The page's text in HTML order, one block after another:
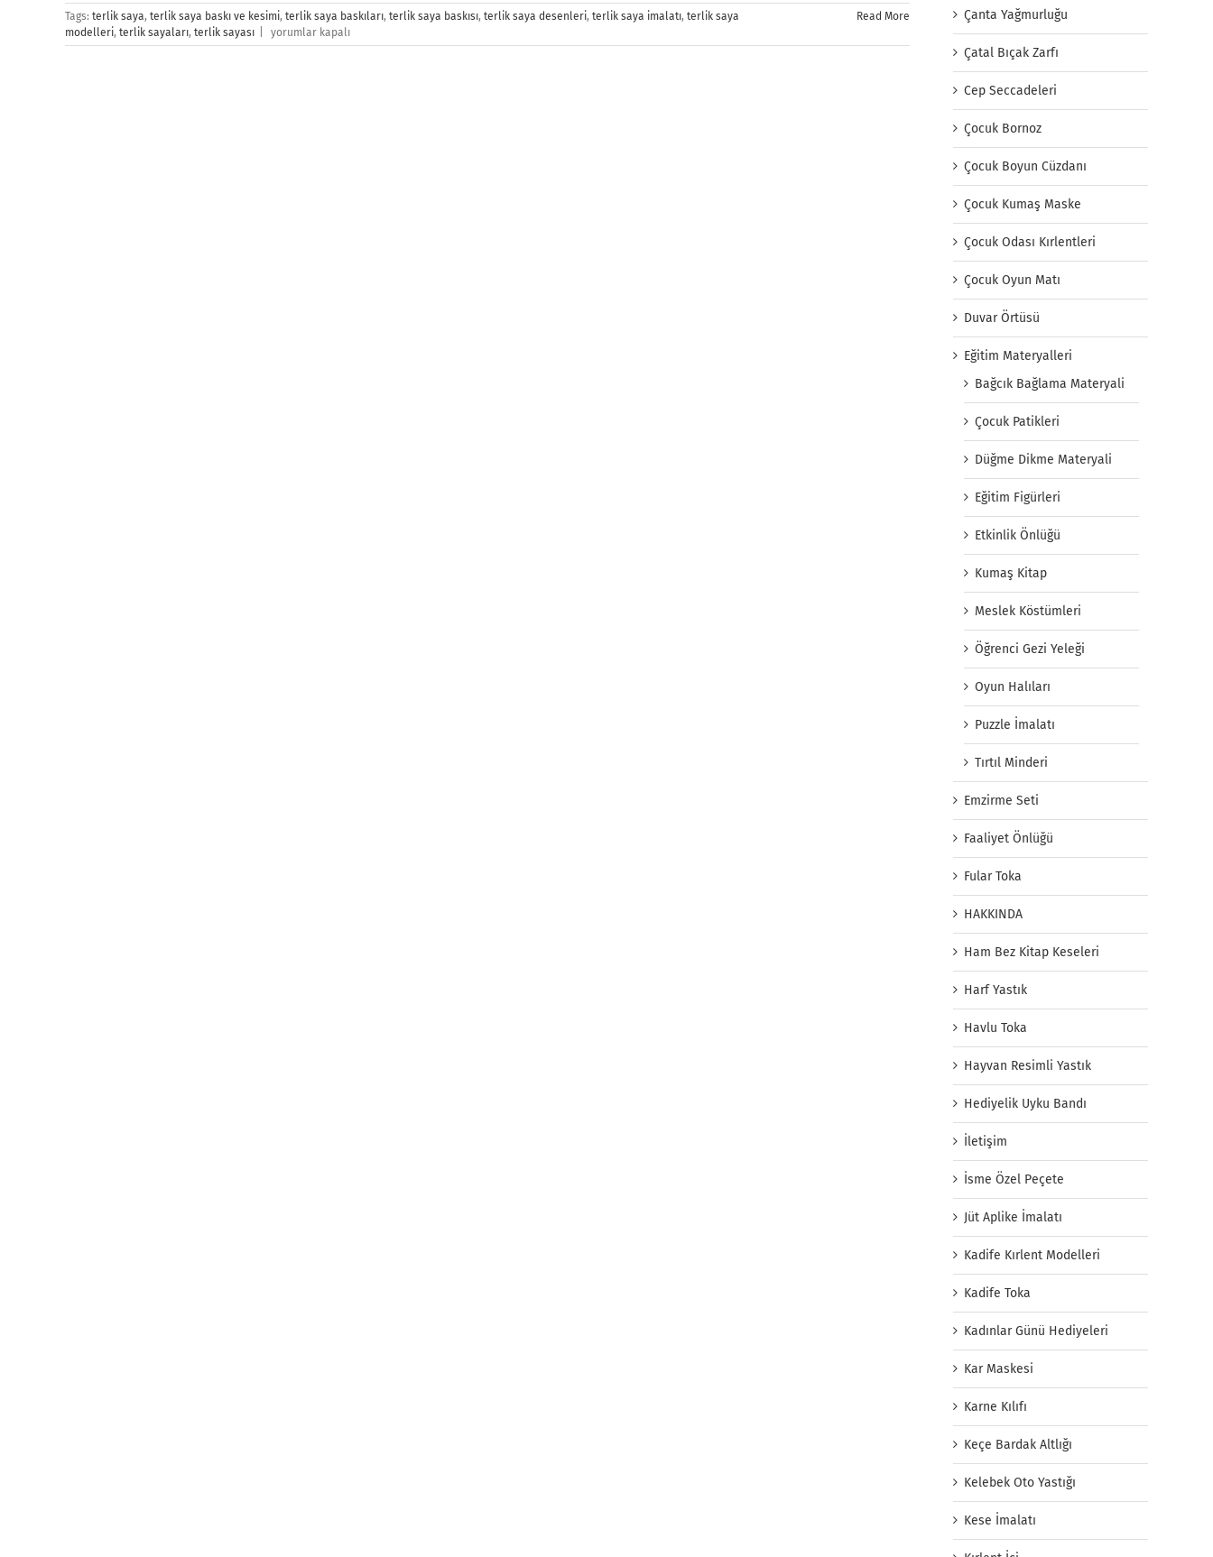
Tags: terlik saya, terlik saya baskı ve kesimi, terlik saya baskıları, terlik saya baskısı, terlik saya desenleri, terlik saya imalatı, terlik saya
modelleri, terlik sayaları, terlik sayası
Terlik
Saya
yorumlar kapalı
Read More Çanta Yağmurluğu
Çatal Bıçak Zarfı
Cep Seccadeleri
Çocuk Bornoz
Çocuk Boyun Cüzdanı
Çocuk Kumaş Maske
Çocuk Odası Kırlentleri
Çocuk Oyun Matı
Duvar Örtüsü
Eğitim Materyalleri
Bağcık Bağlama Materyali
Çocuk Patikleri
Düğme Dikme Materyali
Eğitim Figürleri
Etkinlik Önlüğü
Kumaş Kitap
Meslek Köstümleri
Öğrenci Gezi Yeleği
Oyun Halıları
Puzzle İmalatı
Tırtıl Minderi
Emzirme Seti
Faaliyet Önlüğü
Fular Toka
HAKKINDA
Ham Bez Kitap Keseleri
Harf Yastık
Havlu Toka
Hayvan Resimli Yastık
Hediyelik Uyku Bandı
İletişim
İsme Özel Peçete
Jüt Aplike İmalatı
Kadife Kırlent Modelleri
Kadife Toka
Kadınlar Günü Hediyeleri
Kar Maskesi
Karne Kılıfı
Keçe Bardak Altlığı
Kelebek Oto Yastığı
Kese İmalatı